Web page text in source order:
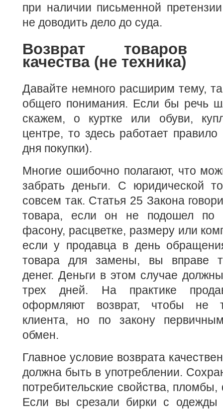
при наличии письменной
не доводить дело до суда.
Возврат товаров
качества (не техника)
Давайте немного расширим тему,
общего понимания. Если бы речь
скажем, о куртке или обуви,
центре, то здесь работает
дня покупки).
Многие ошибочно полагают, что
забрать деньги. С юридической
совсем так. Статья 25 Закона
товара, если он не подошел по
фасону, расцветке, размеру или
если у продавца в день
товара для замены, вы вправе
денег. Деньги в этом случае
трех дней. На практике
оформляют возврат, чтобы не
клиента, но по закону
обмен.
Главное условие возврата
должна быть в употреблении.
потребительские свойства,
Если вы срезали бирки с